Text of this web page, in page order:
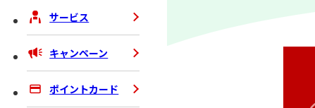
サービス
キャンペーン
ポイントカード